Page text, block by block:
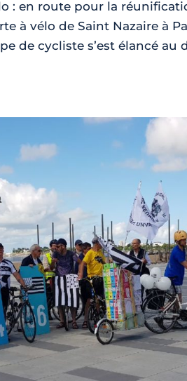
: en route pour la
à vélo de Saint Nazaire à
de cycliste s’est élancé au